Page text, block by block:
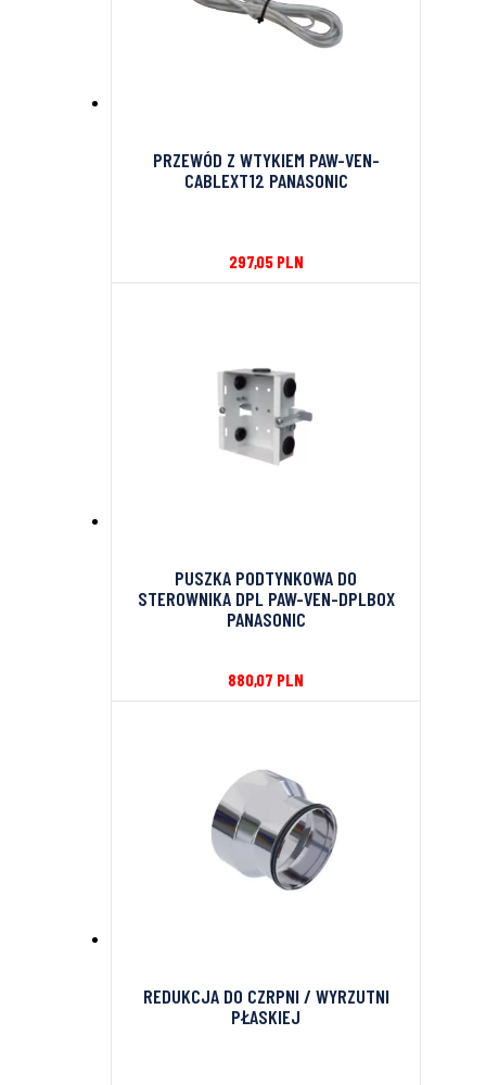
PRZEWÓD Z WTYKIEM PAW-VEN-
CABLEXT12 PANASONIC
297,05 PLN
PUSZKA PODTYNKOWA DO
STEROWNIKA DPL PAW-VEN-DPLBOX
PANASONIC
880,07 PLN
REDUKCJA DO CZRPNI / WYRZUTNI
PŁASKIEJ